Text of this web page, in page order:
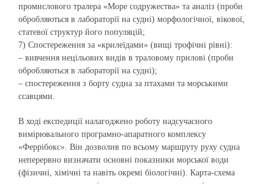
промислового тралера «Море содружества» та аналіз (проби
обробляються в лабораторії на судні) морфологічної, вікової,
статевої структур його популяцій;
7) Спостереження за «крилеїдами» (вищі трофічні рівні):
– вивчення нецільових видів в траловому прилові (проби
обробляються в лабораторії на судні);
– спостереження з борту судна за птахами та морськими
ссавцями.
В ході експедиції налагоджено роботу надсучасного
вимірювального програмно-апаратного комплексу
«Феррібокс». Він дозволив по всьому маршруту руху судна
неперервно визначати основні показники морської води
(фізичні, хімічні та навіть окремі біологічні). Карта-схема